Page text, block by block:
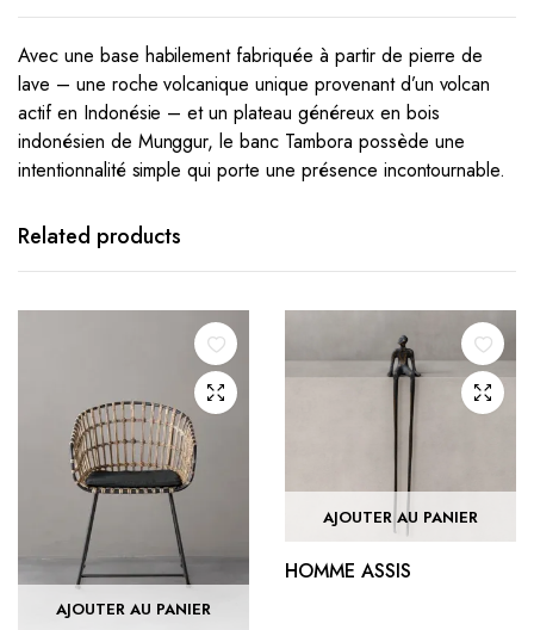
Avec une base habilement fabriquée à partir de pierre de
lave – une roche volcanique unique provenant d’un volcan
actif en Indonésie – et un plateau généreux en bois
indonésien de Munggur, le banc Tambora possède une
intentionnalité simple qui porte une présence incontournable.
Related products
AJOUTER AU PANIER
AJOUTER AU PANIER
HOMME ASSIS